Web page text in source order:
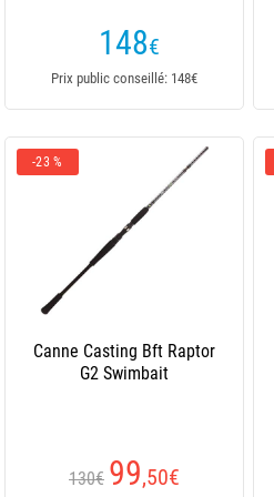
148€
Prix public conseillé: 148€
-23 %
Canne Casting Bft Raptor
G2 Swimbait
130€ 99,50€